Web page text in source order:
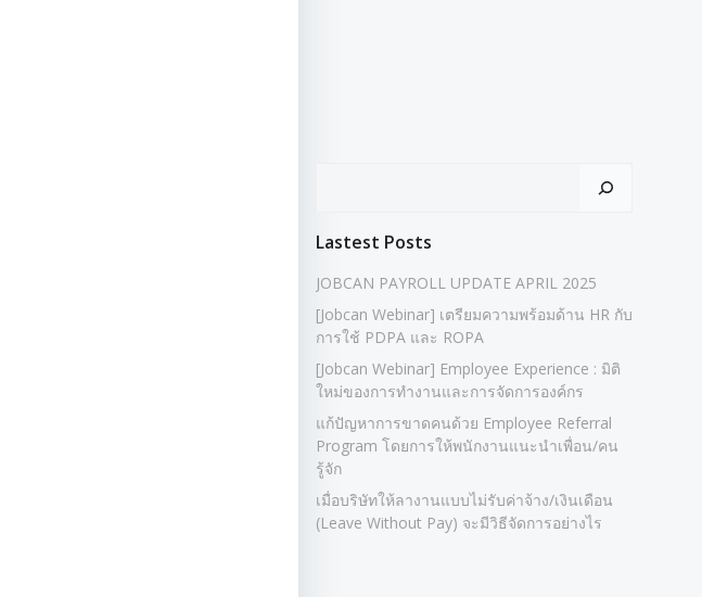
Lastest Posts
JOBCAN PAYROLL UPDATE APRIL 2025
[Jobcan Webinar] เตรียมความพร้อมด้าน HR กับ
การใช้ PDPA และ ROPA
[Jobcan Webinar] Employee Experience : มิติ
ใหม่ของการทำงานและการจัดการองค์กร
แก้ปัญหาการขาดคนด้วย Employee Referral
Program โดยการให้พนักงานแนะนำเพื่อน/คน
รู้จัก
เมื่อบริษัทให้ลางานแบบไม่รับค่าจ้าง/เงินเดือน
(Leave Without Pay) จะมีวิธีจัดการอย่างไร